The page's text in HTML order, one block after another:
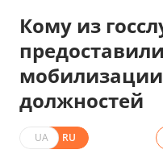
Кому из
должностей
UA RU